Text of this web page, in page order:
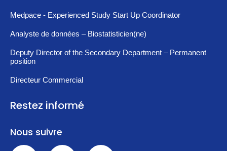
Medpace - Experienced Study Start Up Coordinator
Analyste de données – Biostatisticien(ne)
Deputy Director of the Secondary Department – Permanent
position
Directeur Commercial
Restez informé
Nous suivre